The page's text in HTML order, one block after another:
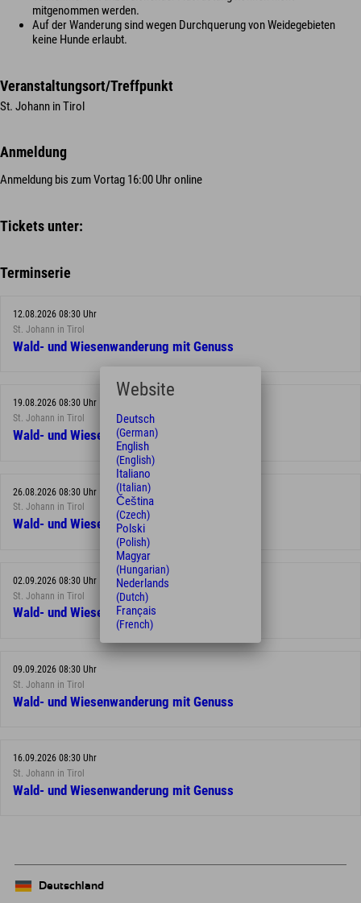
mitgenommen werden.
Auf der Wanderung sind wegen Durchquerung von Weidegebieten
keine Hunde erlaubt.
Veranstaltungsort/Treffpunkt
St. Johann in Tirol
Anmeldung
Anmeldung bis zum Vortag 16:00 Uhr online
Tickets unter:
Terminserie
12.08.2026 08:30 Uhr
St. Johann in Tirol
Wald- und Wiesenwanderung mit Genuss
19.08.2026 08:30 Uhr
St. Johann in Tirol
Wald- und Wiesenwanderung mit Genuss
26.08.2026 08:30 Uhr
St. Johann in Tirol
Wald- und Wiesenwanderung mit Genuss
02.09.2026 08:30 Uhr
St. Johann in Tirol
Wald- und Wiesenwanderung mit Genuss
09.09.2026 08:30 Uhr
St. Johann in Tirol
Wald- und Wiesenwanderung mit Genuss
16.09.2026 08:30 Uhr
St. Johann in Tirol
Wald- und Wiesenwanderung mit Genuss
Deutschland
Website
Deutsch
(German)
English
(English)
Italiano
(Italian)
Čeština
(Czech)
Polski
(Polish)
Magyar
(Hungarian)
Nederlands
(Dutch)
Français
(French)